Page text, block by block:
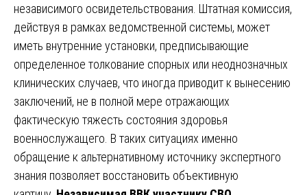
независимого освидетельствования. Штатная комиссия,
действуя в рамках ведомственной системы, может
иметь внутренние установки, предписывающие
определенное толкование спорных или неоднозначных
клинических случаев, что иногда приводит к вынесению
заключений, не в полной мере отражающих
фактическую тяжесть состояния здоровья
военнослужащего. В таких ситуациях именно
обращение к альтернативному источнику экспертного
знания позволяет восстановить объективную